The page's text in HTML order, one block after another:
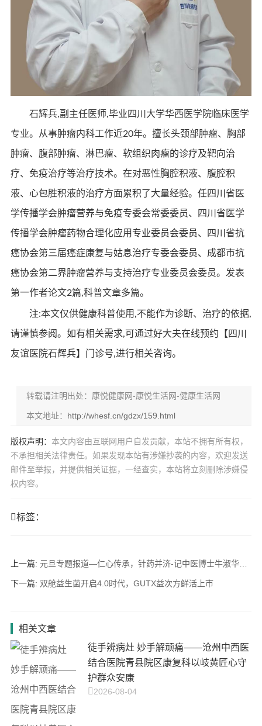
石辉兵,副主任医师,毕业四川大学华西医学院临床医学
专业。从事肿瘤内科工作近20年。擅长头颈部肿瘤、胸部
肿瘤、腹部肿瘤、淋巴瘤、软组织肉瘤的诊疗及靶向治
疗、免疫治疗等治疗技术。在对恶性胸腔积液、腹腔积
液、心包胜积液的治疗方面累积了大量经验。任四川省医
学传播学会肿瘤营养与免疫专委会常委委员、四川省医学
传播学会肿瘤药物合理化应用专业委员会委员、四川省抗
癌协会第三届癌症康复与姑息治疗专委会委员、成都市抗
癌协会第二界肿瘤营养与支持治疗专业委员会委员。发表
第一作者论文2篇,科普文章多篇。
注:本文仅供健康科普使用,不能作为诊断、治疗的依据,
请谨慎参阅。如有相关需求,可通过好大夫在线预约【四川
友谊医院石辉兵】门诊号,进行相关咨询。
转载请注明出处：康悦健康网-康悦生活网-健康生活网
本文地址： http://whesf.cn/gdzx/159.html
版权声明： 本文内容由互联网用户自发贡献，本站不拥有所有权，
不承担相关法律责任。如果发现本站有涉嫌抄袭的内容，欢迎发送
邮件至举报，并提供相关证据，一经查实，本站将立刻删除涉嫌侵
权内容。
标签：
上一篇: 元旦专题报道—仁心传承，针药并济-记中医博士牛淑华的医路坚守与创新
下一篇: 双舱益生菌开启4.0时代，GUTX益次方鲜活上市
相关文章
徒手辨病灶 妙手解顽痛——沧州中西医
结合医院青县院区康复科以岐黄匠心守
护群众安康
2026-08-04